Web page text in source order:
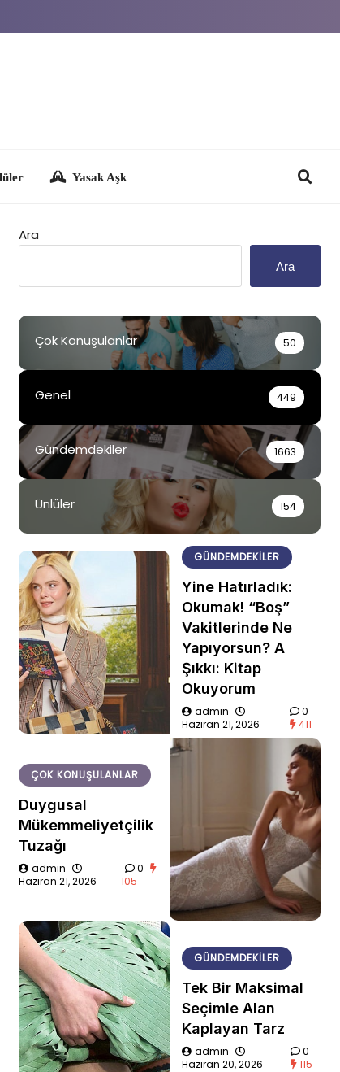
Ara
Ara
Çok Konuşulanlar 50
Genel 449
Gündemdekiler 1663
Ünlüler 154
GÜNDEMDEKILER
Yine Hatırladık:
Okumak! “Boş”
Vakitlerinde Ne
Yapıyorsun? A
Şıkkı: Kitap
Okuyorum
admin
Haziran 21, 2026
0
411
ÇOK KONUŞULANLAR
Duygusal
Mükemmeliyetçilik
Tuzağı
admin
Haziran 21, 2026
0
105
GÜNDEMDEKILER
Tek Bir Maksimal
Seçimle Alan
Kaplayan Tarz
admin
Haziran 20, 2026
0
115